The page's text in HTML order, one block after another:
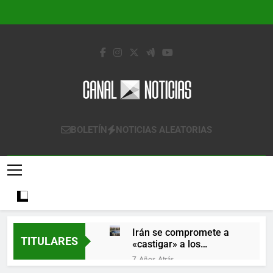
Canal Noticias
Canal Noticias
BOLETÍN NOTICIAS ALEATORIAS
TITULARES
Irán se compromete a
«castigar» a los
responsables de
derribar un avión
7 Años Atrás